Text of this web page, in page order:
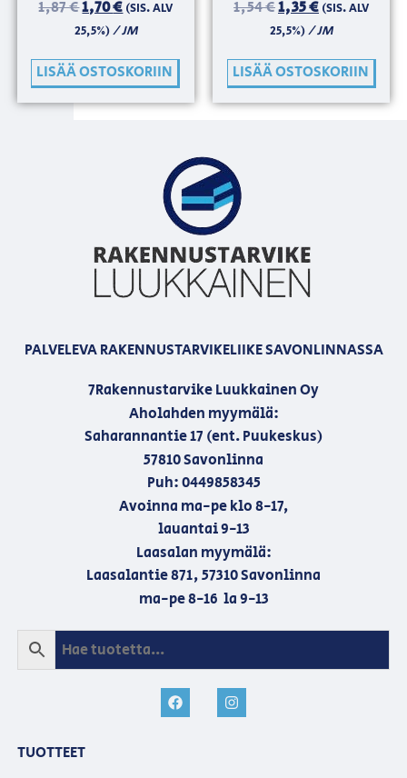
1,87€1,70€(SIS. ALV
25,5%)/ JM
LISÄÄ OSTOSKORIIN
1,54€1,35€ (SIS. ALV
25,5%)/ JM
LISÄÄ OSTOSKORIIN
PALVELEVA RAKENNUSTARVIKELIIKE SAVONLINNASSA
7Rakennustarvike Luukkainen Oy
Aholahden myymälä:
Saharannantie 17 (ent. Puukeskus)
57810 Savonlinna
Puh: 0449858345
Avoinna ma-pe klo 8-17,
lauantai 9-13
Laasalan myymälä:
Laasalantie 871, 57310 Savonlinna
ma-pe 8-16 la 9-13
TUOTTEET